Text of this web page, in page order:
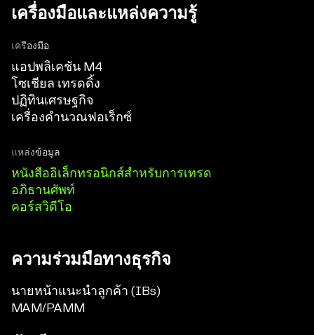
เครื่องมือและแหล่งความรู้
เครื่องมือ
แอปพลิเคชัน M4
โซเชียล เทรดดิ้ง
ปฏิทินเศรษฐกิจ
เครื่องคำนวณฟอเร็กซ์
แหล่งข้อมูล
หนังสืออิเล็กทรอนิกส์สำหรับการเทรด
อภิธานศัพท์
คอร์สวิดีโอ
ความร่วมมือทางธุรกิจ
นายหน้าแนะนำลูกค้า (IBs)
MAM/PAMM